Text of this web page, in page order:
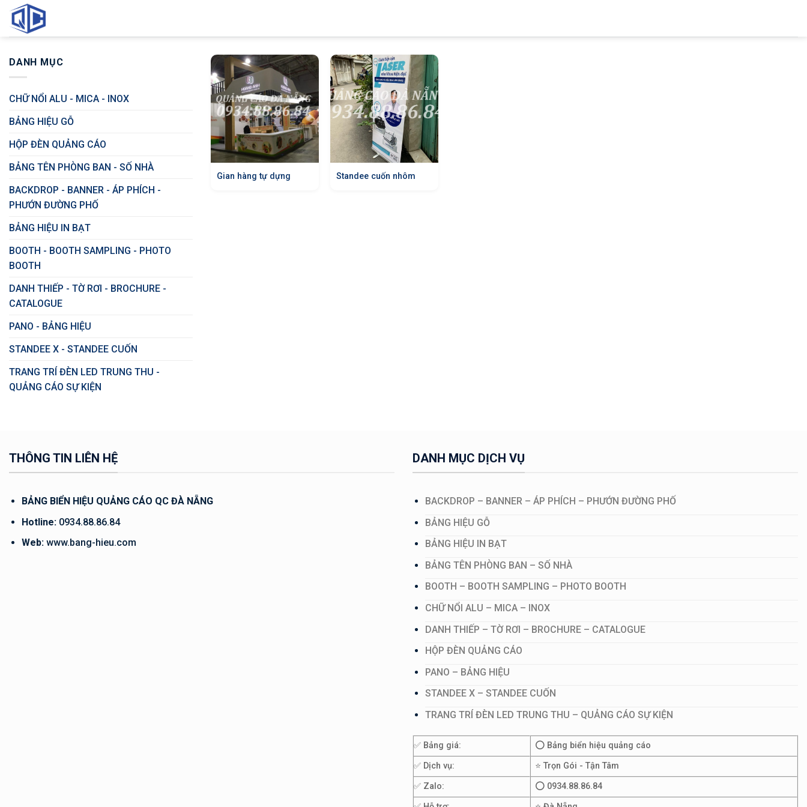
Skip
content
DANH MỤC
CHỮ NỔI ALU - MICA - INOX
BẢNG HIỆU GỖ
HỘP ĐÈN QUẢNG CÁO
BẢNG TÊN PHÒNG BAN - SỐ NHÀ
BACKDROP - BANNER - ÁP PHÍCH -
PHƯỚN ĐƯỜNG PHỐ
BẢNG HIỆU IN BẠT
BOOTH - BOOTH SAMPLING - PHOTO
BOOTH
DANH THIẾP - TỜ RƠI - BROCHURE -
CATALOGUE
PANO - BẢNG HIỆU
STANDEE X - STANDEE CUỐN
TRANG TRÍ ĐÈN LED TRUNG THU -
QUẢNG CÁO SỰ KIỆN
Gian hàng tự dựng Standee cuốn nhôm
THÔNG TIN LIÊN HỆ
BẢNG BIỂN HIỆU QUẢNG CÁO QC ĐÀ NẴNG
Hotline:0934.88.86.84
Web:www.bang-hieu.com
DANH MỤC DỊCH VỤ
BACKDROP – BANNER – ÁP PHÍCH – PHƯỚN ĐƯỜNG PHỐ
BẢNG HIỆU GỖ
BẢNG HIỆU IN BẠT
BẢNG TÊN PHÒNG BAN – SỐ NHÀ
BOOTH – BOOTH SAMPLING – PHOTO BOOTH
CHỮ NỔI ALU – MICA – INOX
DANH THIẾP – TỜ RƠI – BROCHURE – CATALOGUE
HỘP ĐÈN QUẢNG CÁO
PANO – BẢNG HIỆU
STANDEE X – STANDEE CUỐN
TRANG TRÍ ĐÈN LED TRUNG THU – QUẢNG CÁO SỰ KIỆN
✅ Bảng giá:
⭕ Bảng biển hiệu quảng cáo
✅ Dịch vụ:
⭐ Trọn Gói - Tận Tâm
✅ Zalo:
⭕ 0934.88.86.84